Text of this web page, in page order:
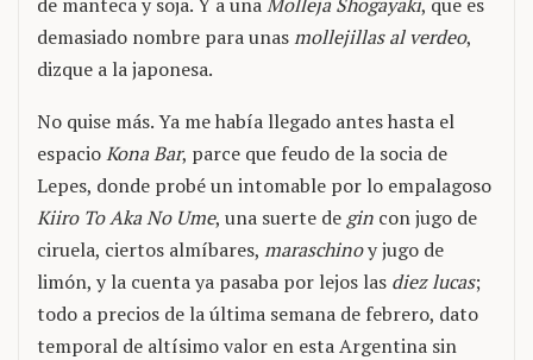
demasiado nombre para unasmollejillas al verdeo,
dizque a la japonesa.
No quise más. Ya me había llegado antes hasta el
espacioKona Bar, parce que feudo de la socia de
Lepes, donde probé un intomable por lo empalagoso
Kiiro To Aka No Ume, una suerte de gin con jugo de
ciruela, ciertos almíbares, maraschinoy jugo de
limón, y la cuenta ya pasaba por lejos las diez lucas;
todo a precios de la última semana de febrero, dato
temporal de altísimo valor en esta Argentina sin